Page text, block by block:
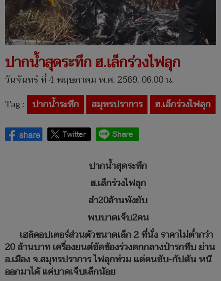
ปากน้ำสุดระทึก ฮ.เล็กร่วงไฟลุก
วันจันทร์ ที่ 4 พฤษภาคม พ.ศ. 2569, 06.00 น.
Tag : ปากน้ำระทึก สมุทรปราการ ฮ.เล็กร่วงไฟลุก
ปากน้ำสุดระทึก
ฮ.เล็กร่วงไฟลุก
ลำ20ล้านพังยับ
พบบาดเจ็บ2คน
เฮลิคอปเตอร์ส่วนตัวขนาดเล็ก 2 ที่นั่ง ราคาไม่ต่ำกว่า
20 ล้านบาท เครื่องยนต์ขัดข้องร่วงตกกลางป่ารกทึบ ย่าน
อ.เมือง จ.สมุทรปราการ ไฟลุกท่วม แต่คนขับ-กัปตัน หนี
ออกมาได้ แค่บาดเจ็บเล็กน้อย